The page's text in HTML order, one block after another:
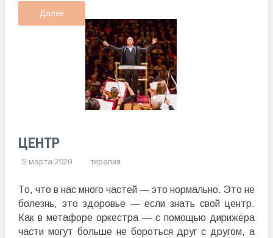
Далее
ЦЕНТР
5 марта 2020 терапия
То, что в нас много частей — это нормально. Это не
болезнь, это здоровье — если знать свой центр.
Как в метафоре оркестра — с помощью дирижёра
части могут больше не бороться друг с другом, а